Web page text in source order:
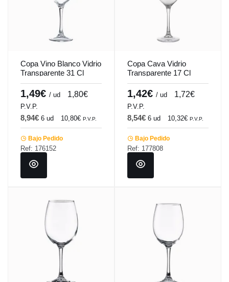
Copa Vino Blanco Vidrio
Transparente 31 Cl
Mencia-Tensionada
Vicrila
1,49€ / ud 1,80€
P.V.P.
8,94€ 6 ud 10,80€ P.V.P.
Bajo Pedido
Ref: 176152
Copa Cava Vidrio
Transparente 17 Cl
Mencia-Tensionada
Vicrila
1,42€ / ud 1,72€
P.V.P.
8,54€ 6 ud 10,32€ P.V.P.
Bajo Pedido
Ref: 177808